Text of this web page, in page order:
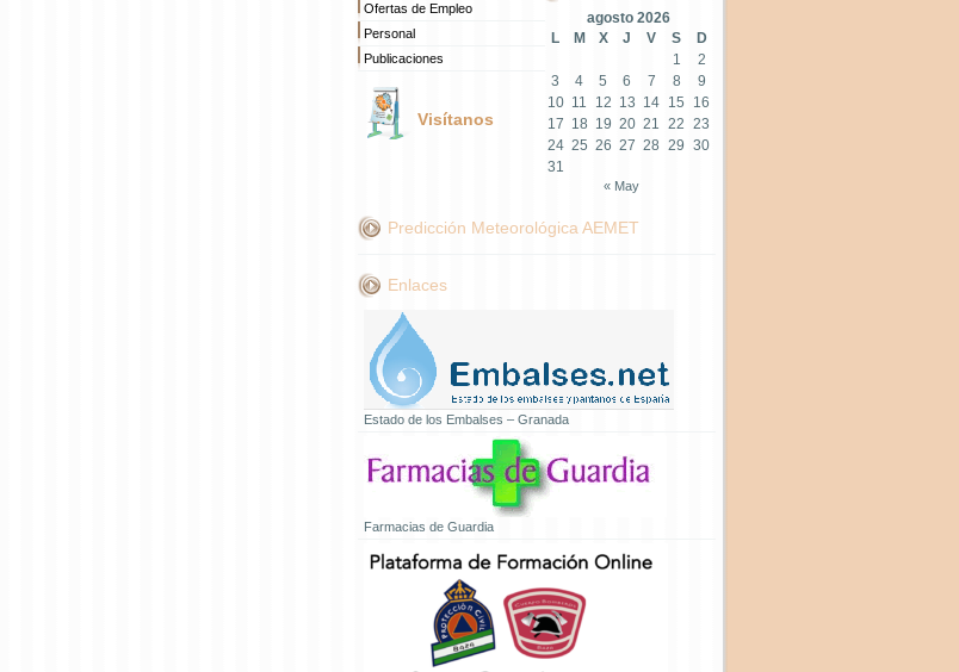
Ofertas de Empleo
Personal
Publicaciones
Visítanos
agosto 2026
L
M X J V S
D
1
2
3
4 5 6 7 8
9
10 11 12 13 14 15
16
17 18 19 20 21 22 23
24 25 26 27 28 29 30
31
« May
Predicción Meteorológica AEMET
Enlaces
Estado de los Embalses – Granada
Farmacias de Guardia